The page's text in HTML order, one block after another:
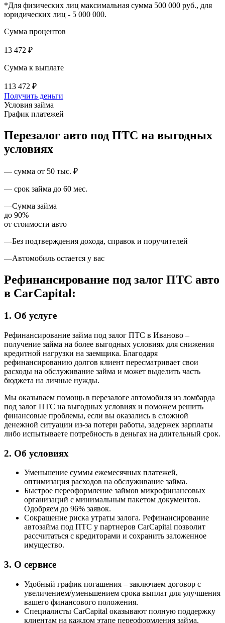
*Для физических лиц максимальная сумма 500 000 руб., для
юридических лиц - 5 000 000.
Сумма процентов
13 472 ₽
Сумма к выплате
113 472 ₽
Получить деньги
Условия займа
График платежей
Перезалог авто под ПТС на выгодных
условиях
— сумма от 50 тыс. ₽
— срок займа до 60 мес.
—Сумма займа
до 90%
от стоимости авто
—Без подтверждения дохода, справок и поручителей
—Автомобиль остается у вас
Рефинансирование под залог ПТС авто
в CarCapital:
1. Об услуге
Рефинансирование займа под залог ПТС в Иваново –
получение займа на более выгодных условиях для снижения
кредитной нагрузки на заемщика. Благодаря
рефинансированию долгов клиент пересматривает свои
расходы на обслуживание займа и может выделить часть
бюджета на личные нужды.
Мы оказываем помощь в перезалоге автомобиля из ломбарда
под залог ПТС на выгодных условиях и поможем решить
финансовые проблемы, если вы оказались в сложной
денежной ситуации из-за потери работы, задержек зарплаты
либо испытываете потребность в деньгах на длительный срок.
2. Об условиях
Уменьшение суммы ежемесячных платежей,
оптимизация расходов на обслуживание займа.
Быстрое переоформление займов микрофинансовых
организаций с минимальным пакетом документов.
Одобряем до 96% заявок.
Сокращение риска утраты залога. Рефинансирование
автозайма под ПТС у партнеров CarCapital позволит
рассчитаться с кредиторами и сохранить заложенное
имущество.
3. О сервисе
Удобный график погашения – заключаем договор с
увеличением/уменьшением срока выплат для улучшения
вашего финансового положения.
Специалисты CarCapital оказывают полную поддержку
клиентам на каждом этапе переоформления займа.